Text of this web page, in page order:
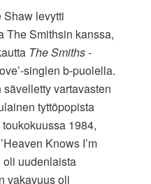
levytti
The Smithsin kanssa,
The Smiths-
singlen b-puolella.
vartavasten
tyttöpopista
1984,
Knows I’m
oli uudenlaista
vakavuus oli